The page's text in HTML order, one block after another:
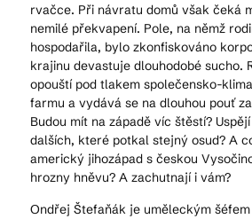
rvačce. Při návratu domů však čeká
nemilé překvapení. Pole, na němž
hospodařila, bylo zkonfiskováno
krajinu devastuje dlouhodobé sucho.
opouští pod tlakem společensko-
farmu a vydává se na dlouhou pouť
Budou mít na západě víc štěstí?
dalších, které potkal stejný osud? A
americký jihozápad s českou
hrozny hněvu? A zachutnají i vám?
Ondřej Štefaňák je uměleckým